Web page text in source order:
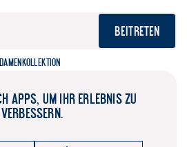
Beitreten
Damenkollektion
APPS, UM IHR ERLEBNIS ZU
VERBESSERN.